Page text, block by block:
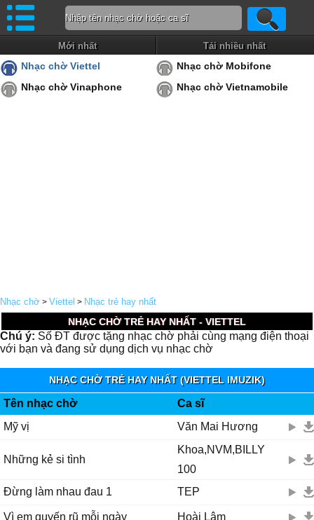
Mới nhất Tải nhiều nhất
Nhạc chờ Viettel
Nhạc chờ Mobifone
Nhạc chờ Vinaphone
Nhạc chờ Vietnamobile
Nhạc chờ > Viettel > Nhạc trẻ hay nhất
NHẠC CHỜ TRẺ HAY NHẤT - VIETTEL
Chú ý: Số ĐT được tặng nhạc chờ phải cùng mạng điện thoại
với bạn và đang sử dụng dịch vụ nhạc chờ
NHẠC CHỜ TRẺ HAY NHẤT (VIETTEL IMUZIK)
Tên nhạc chờ
Ca sĩ
Mỹ vị
Văn Mai Hương
Những kẻ si tình
Khoa,NVM,BILLY
100
Đừng làm nhau đau 1
TEP
Vì em quyến rũ mỗi ngày Hoài Lâm